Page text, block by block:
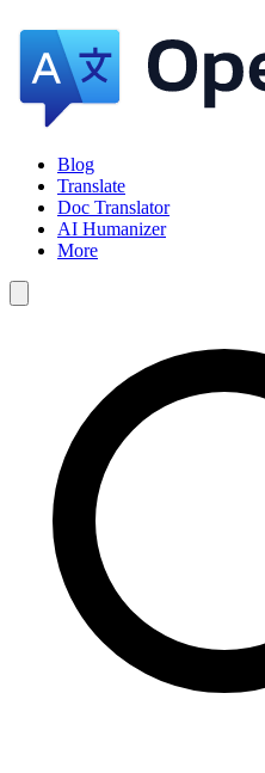
Blog
Translate
Doc Translator
AI Humanizer
More